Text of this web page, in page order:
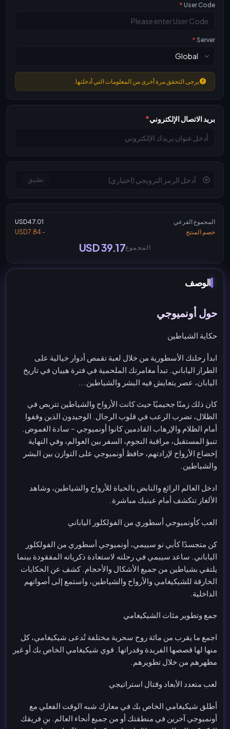
User Code
*
Server
*
يرجى التحقق مرة أخرى من المعلومات التي أدخلتها.
بريد الاتصال الإلكتروني*
تطبيق
المجموع الفرعي
USD47.01
خصم المنتج
- USD7.84
المجموعUSD 39.17
الوصف
حول أونميوجي
حكاية الشياطين
ابدأ رحلتك الأسطورية من خلال لعبة تقمص أدوار خيالية على
الطراز الياباني. تبدأ مغامرتك الملحمية في فترة هييان في تاريخ
اليابان، عصر يتعايش فيه البشر والشياطين...
كان ذلك زمنًا جحيميًا حيث كانت الأرواح والشياطين تتربص في
الظلال، تضرب الرعب في قلوب الرجال. الوحيدون الذين وقفوا
أمام الظلام والإرهاب القادمين كانوا أونميوجي – سادة الغموض.
تنبؤ المستقبل، مراقبة النجوم، السفر بين العوالم، وفي النهاية
إخضاع الأرواح لإرادتهم، حافظ أونميوجي على التوازن بين البشر
والشياطين.
ادخل العالم الرائع والنابض بالحياة للأرواح والشياطين، وشاهد
الألغاز تتكشف أمام عينيك مباشرة.
العب كأونميوجي أسطوري من الفولكلور الياباني
كن متجسدًا كأبي نو سييمي، أونميوجي أسطوري من الفولكلور
الياباني. ساعد سييمي في رحلته لاستعادة ذكرياته المفقودة بينما
يلتقي بشياطين من جميع الأشكال والأحجام. كشف عن الحكايات
الخارقة للشيكيغامي والأرواح والشياطين، واستمع إلى أصواتهم
الداخلية.
جمع وتطوير مئات الشيكيغامي
اجمع ما يقرب من مائة روح سحرية مختلفة تُدعى شيكيغامي، كل
منها لها قصصها الفريدة وقدراتها. قوي شيكيغامي الخاص بك أو غير
مظهرهم من خلال تطويرهم.
لعب متعدد الأبعاد وقتال استراتيجي
أطلق شيكيغامي الخاص بك في معارك شبه الوقت الفعلي مع
أونميوجي آخرين في منطقتك أو من جميع أنحاء العالم. بنِ فريقك